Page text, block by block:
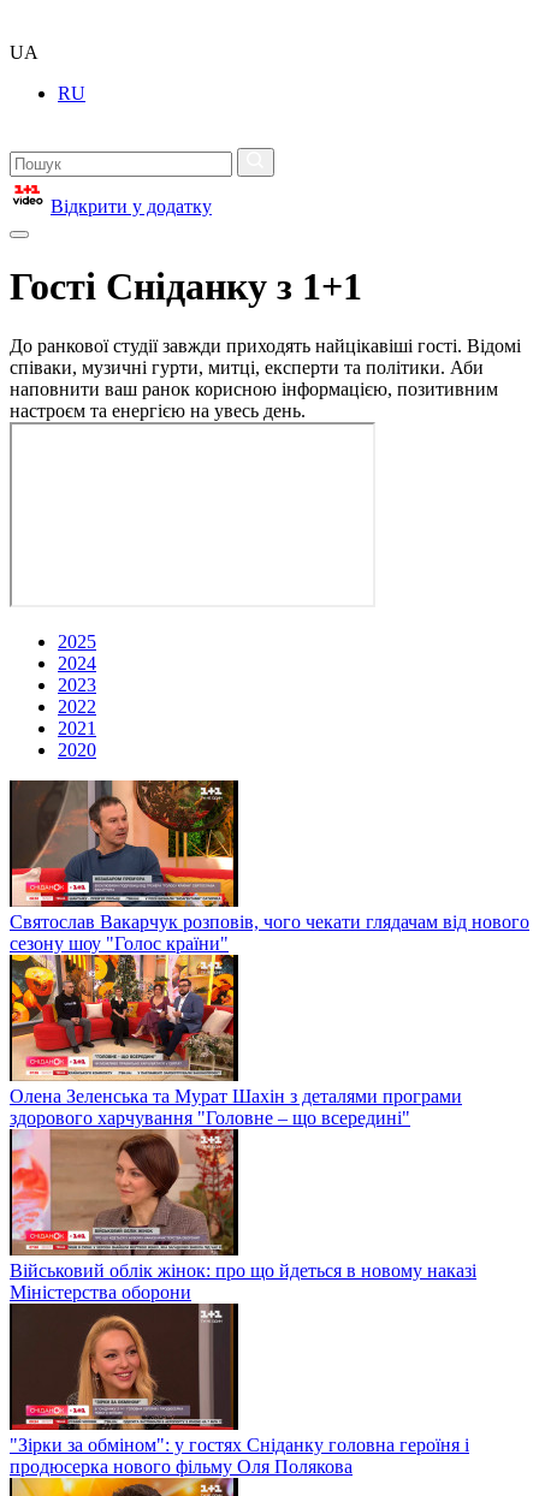
UA
RU
Відкрити у додатку
Гості Сніданку з 1+1
До ранкової студії завжди приходять найцікавіші гості. Відомі
співаки, музичні гурти, митці, експерти та політики. Аби
наповнити ваш ранок корисною інформацією, позитивним
настроєм та енергією на увесь день.
2025
2024
2023
2022
2021
2020
Святослав Вакарчук розповів, чого чекати глядачам від нового
сезону шоу "Голос країни"
Олена Зеленська та Мурат Шахін з деталями програми
здорового харчування "Головне – що всередині"
Військовий облік жінок: про що йдеться в новому наказі
Міністерства оборони
"Зірки за обміном": у гостях Сніданку головна героїня і
продюсерка нового фільму Оля Полякова